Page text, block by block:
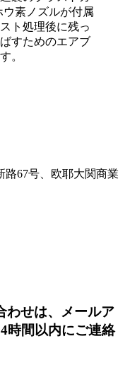
ウ素ノズルが付属
ト処理後に残っ
すためのエアブ
。
67号、欧耶大関商業
わせは、メールア
時間以内にご連絡